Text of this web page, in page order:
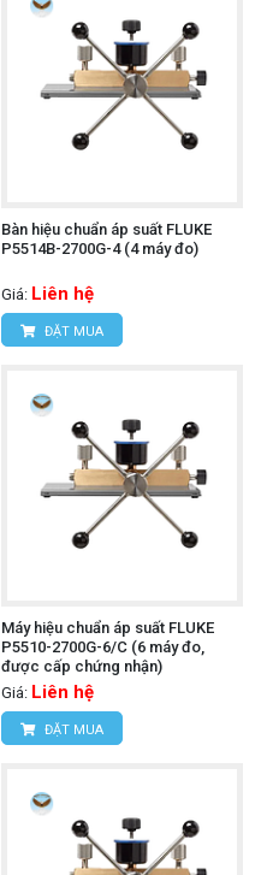
Bàn hiệu chuẩn áp suất FLUKE
P5514B-2700G-4 (4 máy đo)
Giá: Liên hệ
ĐẶT MUA
Máy hiệu chuẩn áp suất FLUKE
P5510-2700G-6/C (6 máy đo,
được cấp chứng nhận)
Giá: Liên hệ
ĐẶT MUA